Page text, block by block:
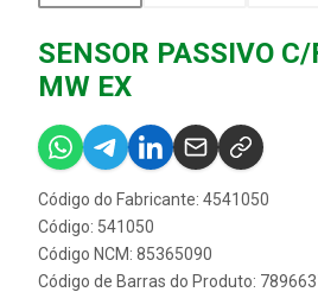
SENSOR PASSIVO
MW EX
Código do Fabricante: 4541050
Código: 541050
Código NCM: 85365090
Código de Barras do Produto: